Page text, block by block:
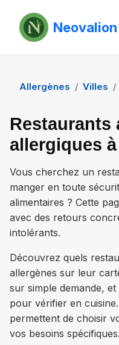
Neovalion
Allergènes Villes
Restaurants
allergiques
Vous cherchez un
manger en toute
alimentaires ? Cette
avec des retours
intolérants.
Découvrez quels
allergènes sur leur
sur simple demande,
pour vérifier en
permettent de choisir
vos besoins spécifiques.